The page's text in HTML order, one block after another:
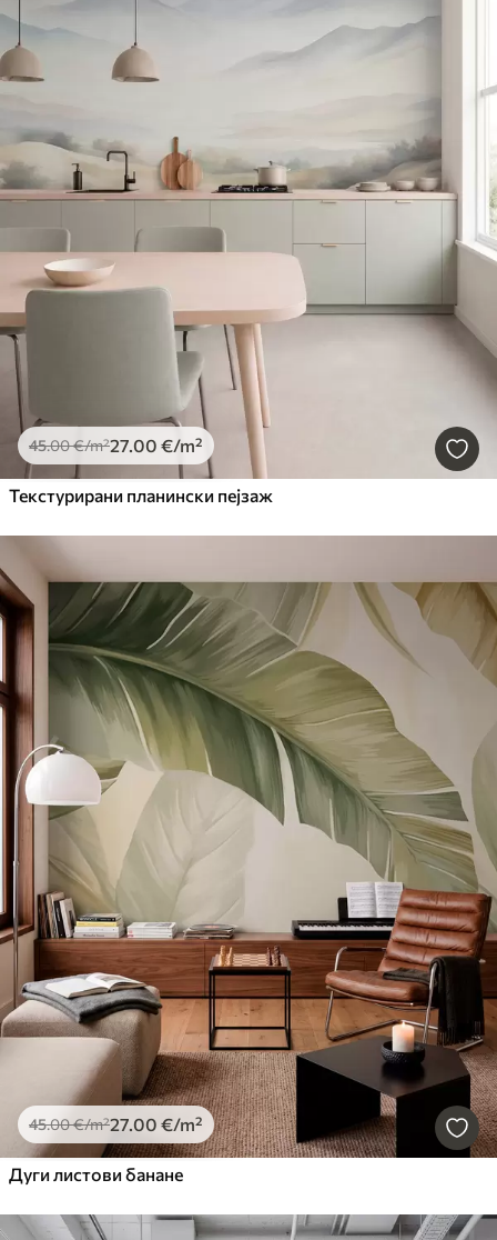
45.00€/m²27.00 €/m²
Текстурирани планински пејзаж
45.00€/m²27.00 €/m²
Дуги листови банане